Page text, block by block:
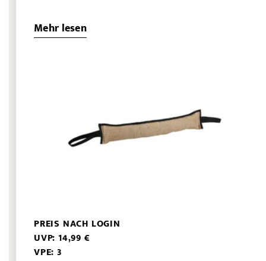
Mehr lesen
PREIS NACH LOGIN
UVP: 14,99 €
VPE: 3